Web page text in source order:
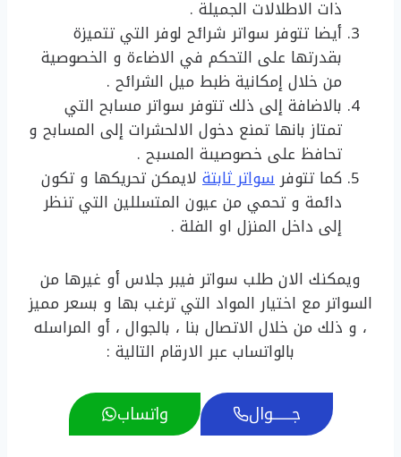
ذات الاطلالات الجميلة .
أيضا تتوفر سواتر شرائح لوفر التي تتميزة
بقدرتها على التحكم في الاضاءة و الخصوصية
من خلال إمكانية ظبط ميل الشرائح .
بالاضافة إلى ذلك تتوفر سواتر مسابح التي
تمتاز بانها تمنع دخول الالحشرات إلى المسابح و
تحافظ على خصوصيىة المسبح .
كما تتوفرسواتر ثابتة لايمكن تحريكها و تكون
دائمة و تحمي من عيون المتسللين التي تنظر
إلى داخل المنزل او الفلة .
ويمكنك الان طلب سواتر فيبر جلاس أو غيرها من
السواتر مع اختيار المواد التي ترغب بها و بسعر مميز
، و ذلك من خلال الاتصال بنا ، بالجوال ، أو المراسله
بالواتساب عبر الارقام التالية :
جـــــــوال واتساب